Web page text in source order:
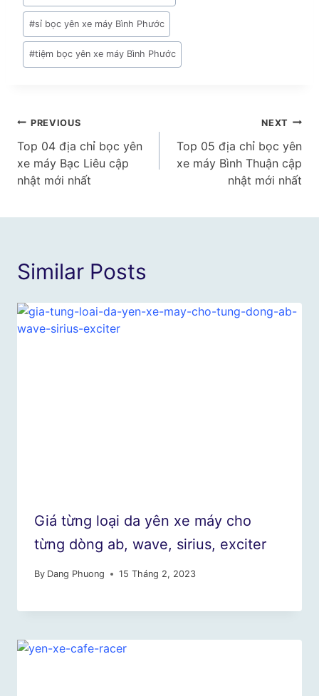
#sỉ bọc yên xe máy Bình Phước
#tiệm bọc yên xe máy Bình Phước
Điều
hướng
bài
viết
PREVIOUS
Top 04 địa chỉ bọc yên
xe máy Bạc Liêu cập
nhật mới nhất
NEXT
Top 05 địa chỉ bọc yên
xe máy Bình Thuận cập
nhật mới nhất
Similar Posts
Giá từng loại da yên xe máy cho
từng dòng ab, wave, sirius, exciter
By Dang Phuong 15 Tháng 2, 2023